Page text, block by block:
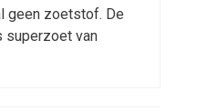
geen zoetstof. De
superzoet van